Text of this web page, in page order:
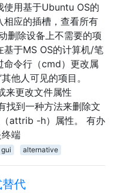
使用基于Ubuntu OS的
相应的插槽，查看所有
删除设备上不需要的项
基于MS OS的计算机/笔
命令行（cmd）更改属
他人可见的项目。
来更改文件属性
找到一种方法来删除文
attrib -h）属性。 有办
端
gui alternative
代